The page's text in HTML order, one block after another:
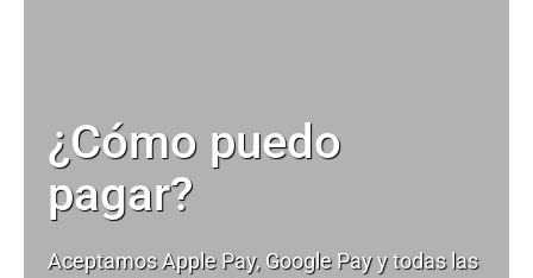
¿Cómo puedo
pagar?
Aceptamos Apple Pay, Google Pay y todas las